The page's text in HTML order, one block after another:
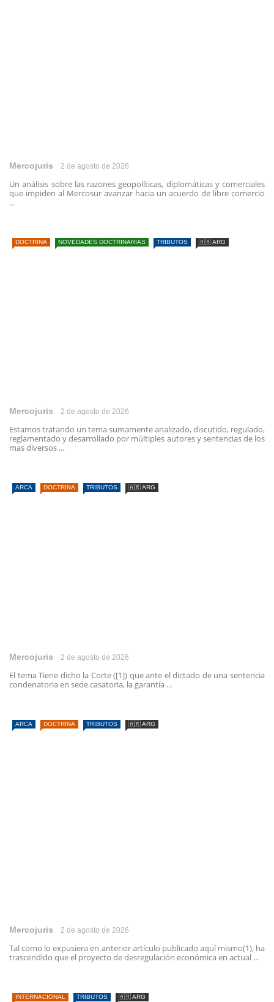
Mercojuris 2 de agosto de 2026
Un análisis sobre las razones geopolíticas, diplomáticas y comerciales
que impiden al Mercosur avanzar hacia un acuerdo de libre comercio
...
DOCTRINA NOVEDADES DOCTRINARIAS TRIBUTOS 🇦🇷 ARG
Mercojuris 2 de agosto de 2026
Estamos tratando un tema sumamente analizado, discutido, regulado,
reglamentado y desarrollado por múltiples autores y sentencias de los
mas diversos ...
ARCA DOCTRINA TRIBUTOS 🇦🇷 ARG
Mercojuris 2 de agosto de 2026
El tema Tiene dicho la Corte ([1]) que ante el dictado de una sentencia
condenatoria en sede casatoria, la garantía ...
ARCA DOCTRINA TRIBUTOS 🇦🇷 ARG
Mercojuris 2 de agosto de 2026
Tal como lo expusiera en anterior artículo publicado aquí mismo(1), ha
trascendido que el proyecto de desregulación económica en actual ...
INTERNACIONAL TRIBUTOS 🇦🇷 ARG